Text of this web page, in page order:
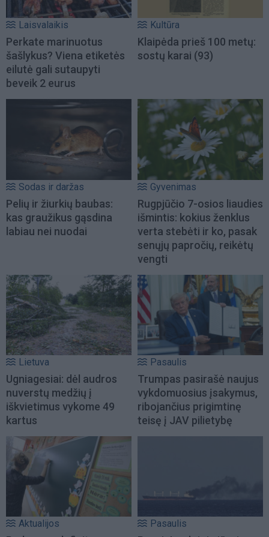
Laisvalaikis
Perkate marinuotus
šašlykus? Viena etiketės
eilutė gali sutaupyti
beveik 2 eurus
Kultūra
Klaipėda prieš 100 metų:
sostų karai (93)
Sodas ir daržas
Pelių ir žiurkių baubas:
kas graužikus gąsdina
labiau nei nuodai
Gyvenimas
Rugpjūčio 7-osios liaudies
išmintis: kokius ženklus
verta stebėti ir ko, pasak
senųjų papročių, reikėtų
vengti
Lietuva
Ugniagesiai: dėl audros
nuverstų medžių į
iškvietimus vykome 49
kartus
Pasaulis
Trumpas pasirašė naujus
vykdomuosius įsakymus,
ribojančius prigimtinę
teisę į JAV pilietybę
Aktualijos Pasaulis